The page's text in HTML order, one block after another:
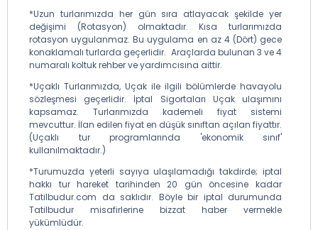
*Uzun turlarımızda her gün sıra atlayacak şekilde yer
değişimi (Rotasyon) olmaktadır. Kısa turlarımızda
rotasyon uygulanmaz. Bu uygulama en az 4 (Dört) gece
konaklamalı turlarda geçerlidir. Araçlarda bulunan 3 ve 4
numaralı koltuk rehber ve yardımcısına aittir.
*Uçaklı Turlarımızda, Uçak ile ilgili bölümlerde havayolu
sözleşmesi geçerlidir. İptal Sigortaları Uçak ulaşımını
kapsamaz. Turlarımızda kademeli fiyat sistemi
mevcuttur. İlan edilen fiyat en düşük sınıftan açılan fiyattır.
(Uçaklı tur programlarında 'ekonomik sınıf'
kullanılmaktadır.)
*Turumuzda yeterli sayıya ulaşılamadığı takdirde; iptal
hakkı tur hareket tarihinden 20 gün öncesine kadar
Tatilbudur.com da saklıdır. Böyle bir iptal durumunda
Tatilbudur misafirlerine bizzat haber vermekle
yükümlüdür.